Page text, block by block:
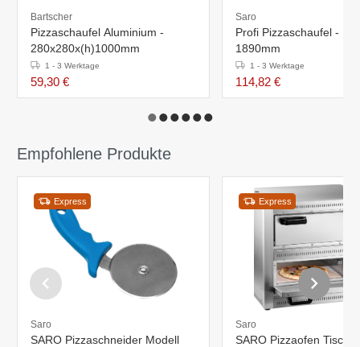
Bartscher
Pizzaschaufel Aluminium -
280x280x(h)1000mm
1 - 3 Werktage
59,30 €
Saro
Profi Pizzaschaufel -
1890mm
1 - 3 Werktage
114,82 €
Empfohlene Produkte
Express
Saro
SARO Pizzaschneider Modell
Express
Saro
SARO Pizzaofen Tisch